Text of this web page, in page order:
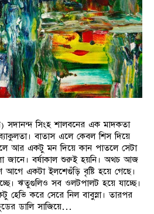
সিংহ শালবনের এক মাদকতা
বাতাস এলে কেবল শিস দিয়ে
আর একটু মন দিয়ে কান পাতলে সেটা
জানে। বর্ষাকাল শুরুই হয়নি। অথচ আজ
আগে একটা ইলশেগুঁড়ি বৃষ্টি হয়ে গেছে।
ঋতুগুলিও সব ওলটপালট হয়ে যাচ্ছে।
হেভি করে সেরে নিল বাবুস্না। তারপর
ডালি সাজিয়ে…